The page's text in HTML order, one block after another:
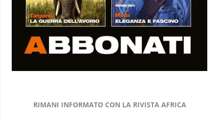
RIMANI INFORMATO CON LA RIVISTA AFRICA